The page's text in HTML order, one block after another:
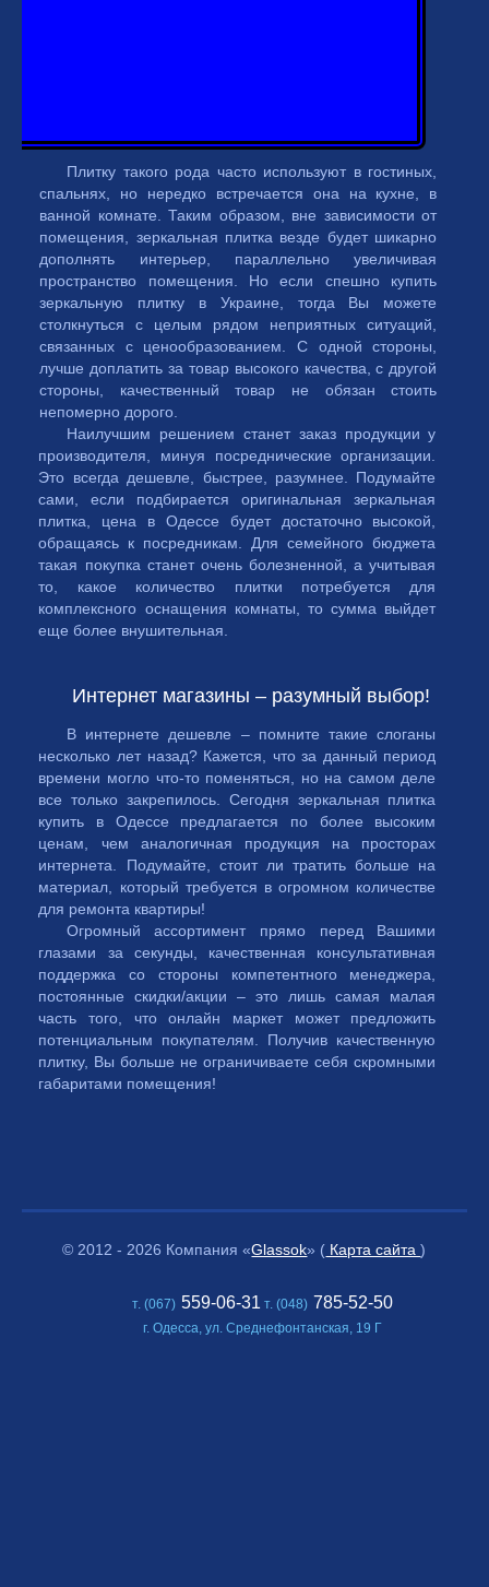
Плитку такого рода часто используют в гостиных,
спальнях, но нередко встречается она на кухне, в
ванной комнате. Таким образом, вне зависимости от
помещения, зеркальная плитка везде будет шикарно
дополнять интерьер, параллельно увеличивая
пространство помещения. Но если спешно купить
зеркальную плитку в Украине, тогда Вы можете
столкнуться с целым рядом неприятных ситуаций,
связанных с ценообразованием. С одной стороны,
лучше доплатить за товар высокого качества, с другой
стороны, качественный товар не обязан стоить
непомерно дорого.
Наилучшим решением станет заказ продукции у
производителя, минуя посреднические организации.
Это всегда дешевле, быстрее, разумнее. Подумайте
сами, если подбирается оригинальная зеркальная
плитка, цена в Одессе будет достаточно высокой,
обращаясь к посредникам. Для семейного бюджета
такая покупка станет очень болезненной, а учитывая
то, какое количество плитки потребуется для
комплексного оснащения комнаты, то сумма выйдет
еще более внушительная.
Интернет магазины – разумный выбор!
В интернете дешевле – помните такие слоганы
несколько лет назад? Кажется, что за данный период
времени могло что-то поменяться, но на самом деле
все только закрепилось. Сегодня зеркальная плитка
купить в Одессе предлагается по более высоким
ценам, чем аналогичная продукция на просторах
интернета. Подумайте, стоит ли тратить больше на
материал, который требуется в огромном количестве
для ремонта квартиры!
Огромный ассортимент прямо перед Вашими
глазами за секунды, качественная консультативная
поддержка со стороны компетентного менеджера,
постоянные скидки/акции – это лишь самая малая
часть того, что онлайн маркет может предложить
потенциальным покупателям. Получив качественную
плитку, Вы больше не ограничиваете себя скромными
габаритами помещения!
© 2012 - 2026 Компания «Glassok» ( Карта сайта)
т. (067) 559-06-31т. (048) 785-52-50
г. Одесса, ул. Среднефонтанская, 19 Г